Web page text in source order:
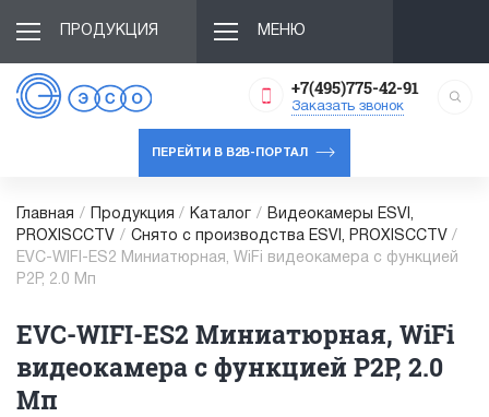
ПРОДУКЦИЯ МЕНЮ
+7(495)775-42-91
Заказать звонок
ПЕРЕЙТИ В B2B-ПОРТАЛ
Главная / Продукция / Каталог /
Видеокамеры ESVI,
PROXISCCTV / Снято с производства ESVI, PROXISCCTV /
EVC-WIFI-ES2 Миниатюрная, WiFi видеокамера с функцией
P2P, 2.0 Мп
EVC-WIFI-ES2 Миниатюрная, WiFi
видеокамера с функцией P2P, 2.0
Мп